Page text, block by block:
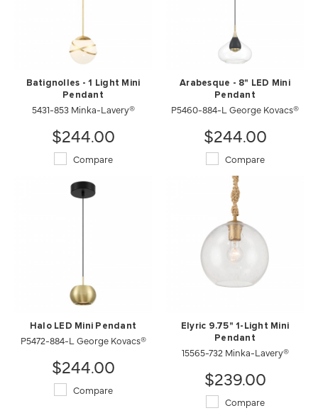
Batignolles - 1 Light Mini
Pendant
5431-853 Minka-Lavery®
$244.00
Compare
Arabesque - 8" LED Mini
Pendant
P5460-884-L George Kovacs®
$244.00
Compare
Halo LED Mini Pendant
P5472-884-L George Kovacs®
$244.00
Compare
Elyric 9.75" 1-Light Mini
Pendant
15565-732 Minka-Lavery®
$239.00
Compare